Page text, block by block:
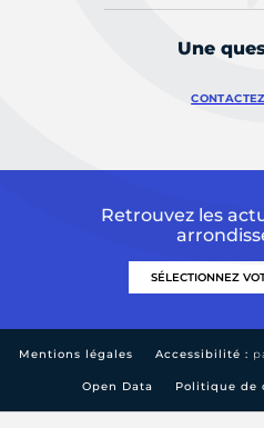
Une
Retrouvez les
Mentions légales Accessibilité :
Open Data Politique de